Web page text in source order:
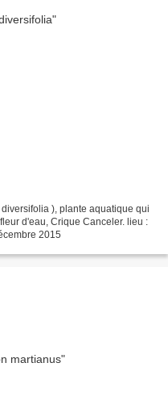
), plante aquatique qui
d'eau, Crique Canceler. lieu :
2015